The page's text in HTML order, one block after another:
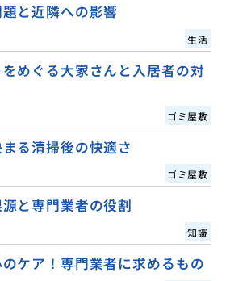
と近隣への影響
生活
めぐる大家さんと入居者の対
ゴミ屋敷
まる清掃後の快適さ
ゴミ屋敷
と専門業者の役割
知識
ケア！専門業者に求めるもの